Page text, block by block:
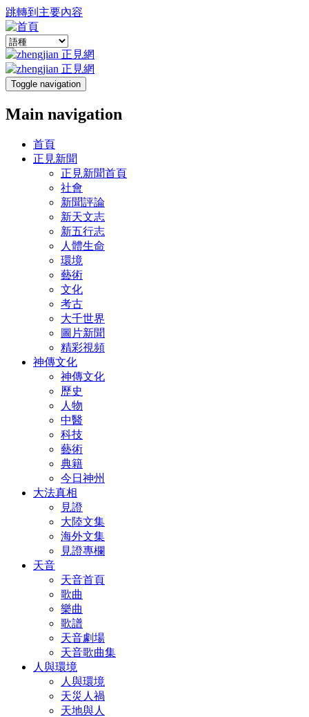
跳轉到主要內容
Toggle navigation
Main navigation
首頁
正見新聞
正見新聞首頁
社會
新聞評論
新天文志
新五行志
人體生命
環境
藝術
文化
考古
大千世界
圖片新聞
精彩視頻
神傳文化
神傳文化
歷史
人物
中醫
科技
藝術
典籍
今日神州
大法真相
見證
大陸文集
海外文集
見證專欄
天音
天音首頁
歌曲
樂曲
歌譜
天音劇場
天音歌曲集
人與環境
人與環境
天災人禍
天地與人